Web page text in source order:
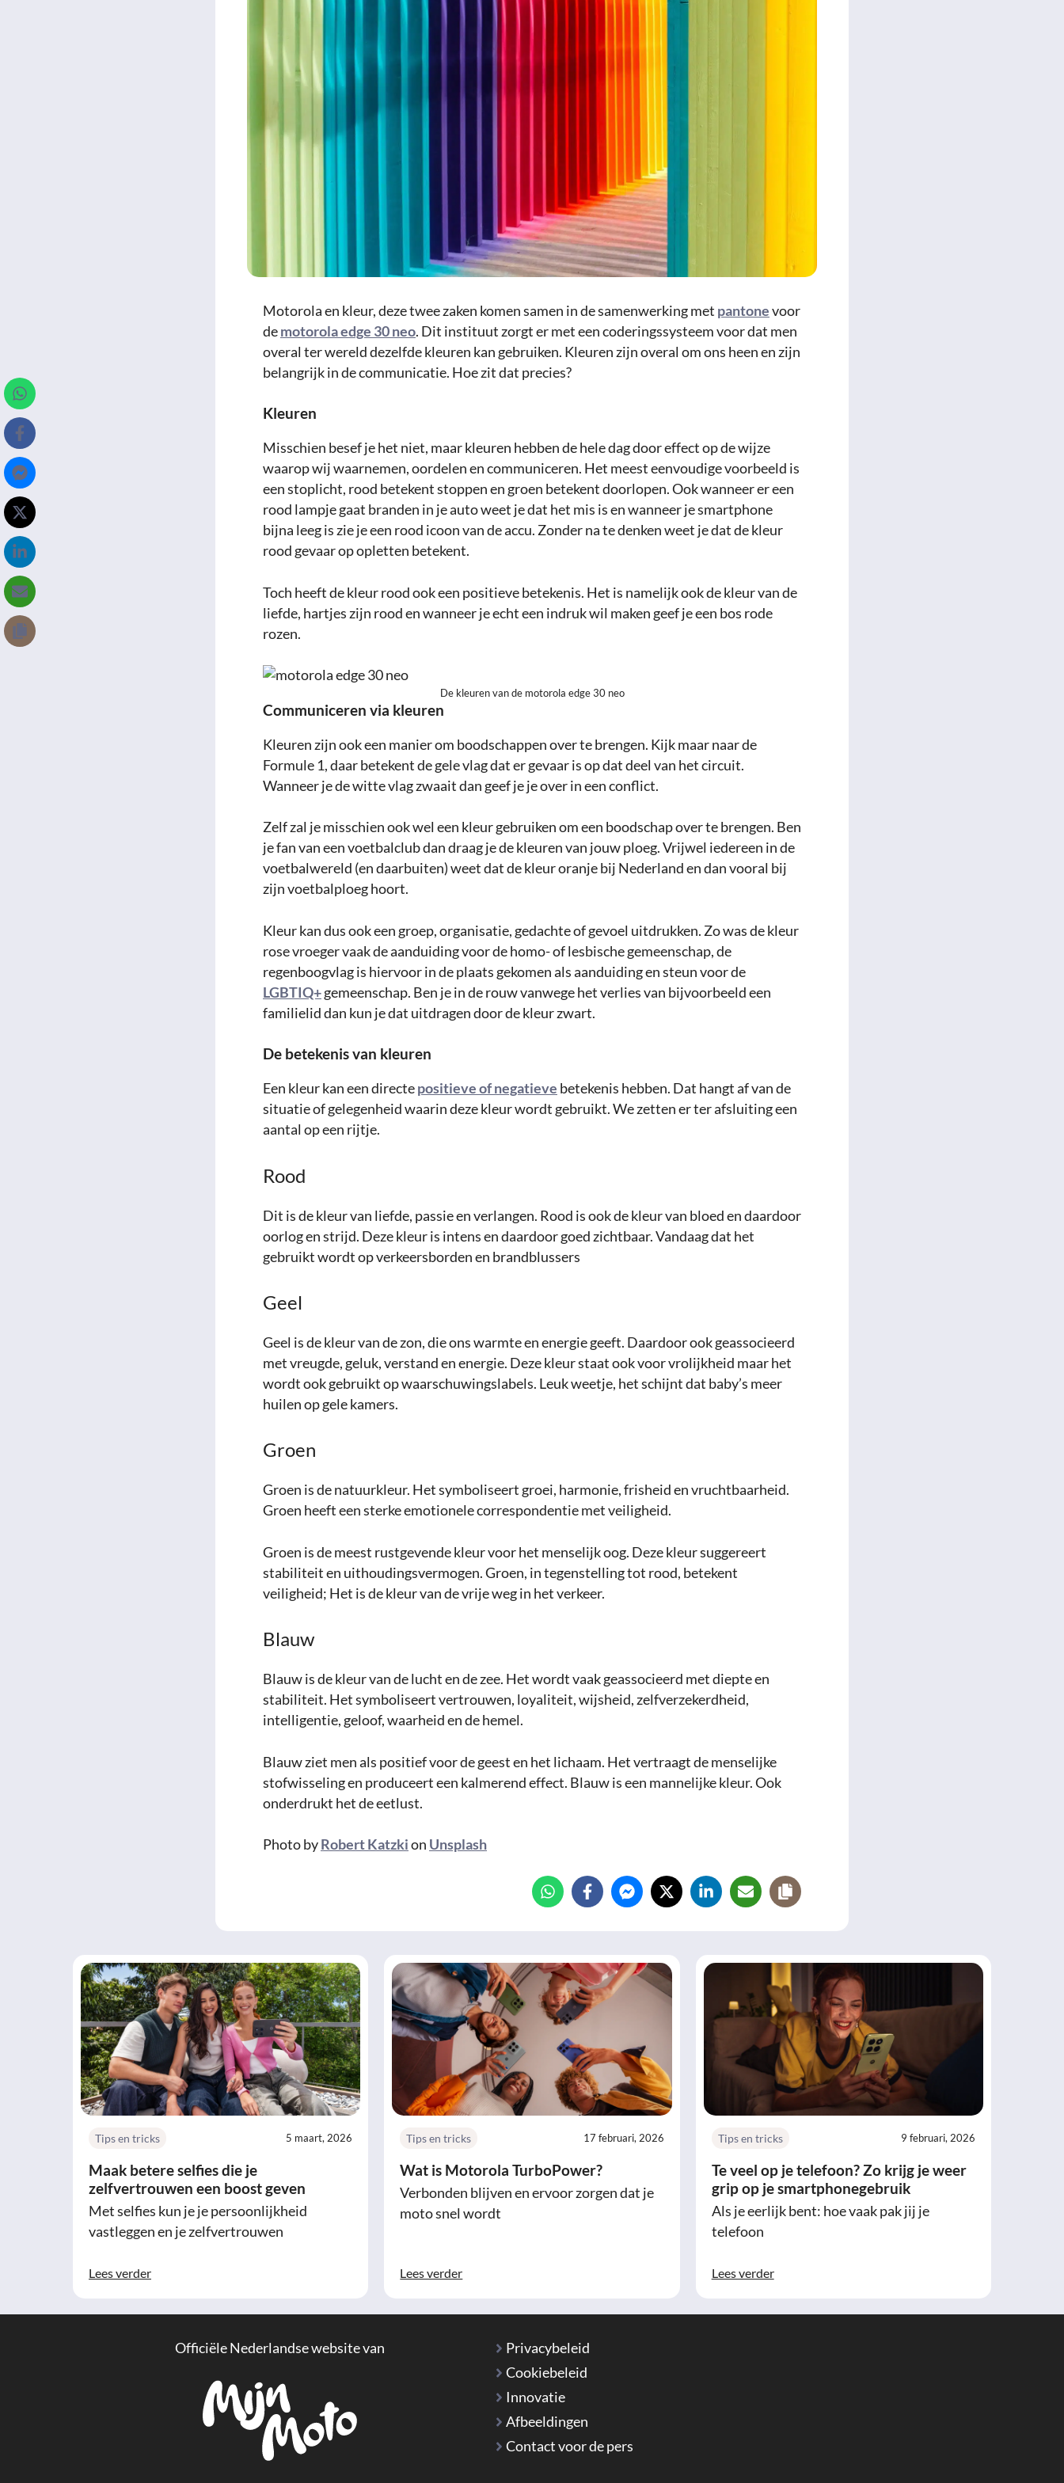
Motorola en kleur, deze twee zaken komen samen in de samenwerking met pantonevoor
demotorola edge 30 neo. Dit instituut zorgt er met een coderingssysteem voor dat men
overal ter wereld dezelfde kleuren kan gebruiken. Kleuren zijn overal om ons heen en zijn
belangrijk in de communicatie. Hoe zit dat precies?
Kleuren
Misschien besef je het niet, maar kleuren hebben de hele dag door effect op de wijze
waarop wij waarnemen, oordelen en communiceren. Het meest eenvoudige voorbeeld is
een stoplicht, rood betekent stoppen en groen betekent doorlopen. Ook wanneer er een
rood lampje gaat branden in je auto weet je dat het mis is en wanneer je smartphone
bijna leeg is zie je een rood icoon van de accu. Zonder na te denken weet je dat de kleur
rood gevaar op opletten betekent.
Toch heeft de kleur rood ook een positieve betekenis. Het is namelijk ook de kleur van de
liefde, hartjes zijn rood en wanneer je echt een indruk wil maken geef je een bos rode
rozen.
De kleuren van de motorola edge 30 neo
Communiceren via kleuren
Kleuren zijn ook een manier om boodschappen over te brengen. Kijk maar naar de
Formule 1, daar betekent de gele vlag dat er gevaar is op dat deel van het circuit.
Wanneer je de witte vlag zwaait dan geef je je over in een conflict.
Zelf zal je misschien ook wel een kleur gebruiken om een boodschap over te brengen. Ben
je fan van een voetbalclub dan draag je de kleuren van jouw ploeg. Vrijwel iedereen in de
voetbalwereld (en daarbuiten) weet dat de kleur oranje bij Nederland en dan vooral bij
zijn voetbalploeg hoort.
Kleur kan dus ook een groep, organisatie, gedachte of gevoel uitdrukken. Zo was de kleur
rose vroeger vaak de aanduiding voor de homo- of lesbische gemeenschap, de
regenboogvlag is hiervoor in de plaats gekomen als aanduiding en steun voor de
LGBTIQ+gemeenschap. Ben je in de rouw vanwege het verlies van bijvoorbeeld een
familielid dan kun je dat uitdragen door de kleur zwart.
De betekenis van kleuren
Een kleur kan een directepositieve of negatieve betekenis hebben. Dat hangt af van de
situatie of gelegenheid waarin deze kleur wordt gebruikt. We zetten er ter afsluiting een
aantal op een rijtje.
Rood
Dit is de kleur van liefde, passie en verlangen. Rood is ook de kleur van bloed en daardoor
oorlog en strijd. Deze kleur is intens en daardoor goed zichtbaar. Vandaag dat het
gebruikt wordt op verkeersborden en brandblussers
Geel
Geel is de kleur van de zon, die ons warmte en energie geeft. Daardoor ook geassocieerd
met vreugde, geluk, verstand en energie. Deze kleur staat ook voor vrolijkheid maar het
wordt ook gebruikt op waarschuwingslabels. Leuk weetje, het schijnt dat baby’s meer
huilen op gele kamers.
Groen
Groen is de natuurkleur. Het symboliseert groei, harmonie, frisheid en vruchtbaarheid.
Groen heeft een sterke emotionele correspondentie met veiligheid.
Groen is de meest rustgevende kleur voor het menselijk oog. Deze kleur suggereert
stabiliteit en uithoudingsvermogen. Groen, in tegenstelling tot rood, betekent
veiligheid; Het is de kleur van de vrije weg in het verkeer.
Blauw
Blauw is de kleur van de lucht en de zee. Het wordt vaak geassocieerd met diepte en
stabiliteit. Het symboliseert vertrouwen, loyaliteit, wijsheid, zelfverzekerdheid,
intelligentie, geloof, waarheid en de hemel.
Blauw ziet men als positief voor de geest en het lichaam. Het vertraagt de menselijke
stofwisseling en produceert een kalmerend effect. Blauw is een mannelijke kleur. Ook
onderdrukt het de eetlust.
Photo byRobert Katzkion Unsplash
Tips en tricks 5 maart, 2026
Maak betere selfies die je
zelfvertrouwen een boost geven
Met selfies kun je je persoonlijkheid
vastleggen en je zelfvertrouwen
Lees verder
Tips en tricks 17 februari, 2026
Wat is Motorola TurboPower?
Verbonden blijven en ervoor zorgen dat je
moto snel wordt
Lees verder
Tips en tricks 9 februari, 2026
Te veel op je telefoon? Zo krijg je weer
grip op je smartphonegebruik
Als je eerlijk bent: hoe vaak pak jij je
telefoon
Lees verder
Officiële Nederlandse website van
Privacybeleid
Cookiebeleid
Innovatie
Afbeeldingen
Contact voor de pers